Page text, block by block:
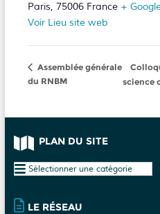
Paris, 75006 France +
Voir Lieu site web
Assemblée générale
du RNBM
science
PLAN DU SITE
Plan
site
LE RÉSEAU